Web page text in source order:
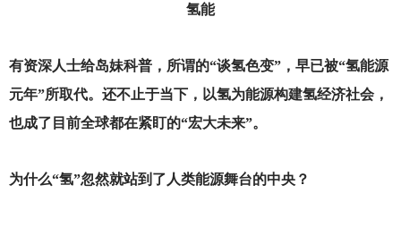
氢能
有资深人士给岛妹科普，所谓的“谈氢色变”，早已被“氢能源
元年”所取代。还不止于当下，以氢为能源构建氢经济社会，
也成了目前全球都在紧盯的“宏大未来”。
为什么“氢”忽然就站到了人类能源舞台的中央？